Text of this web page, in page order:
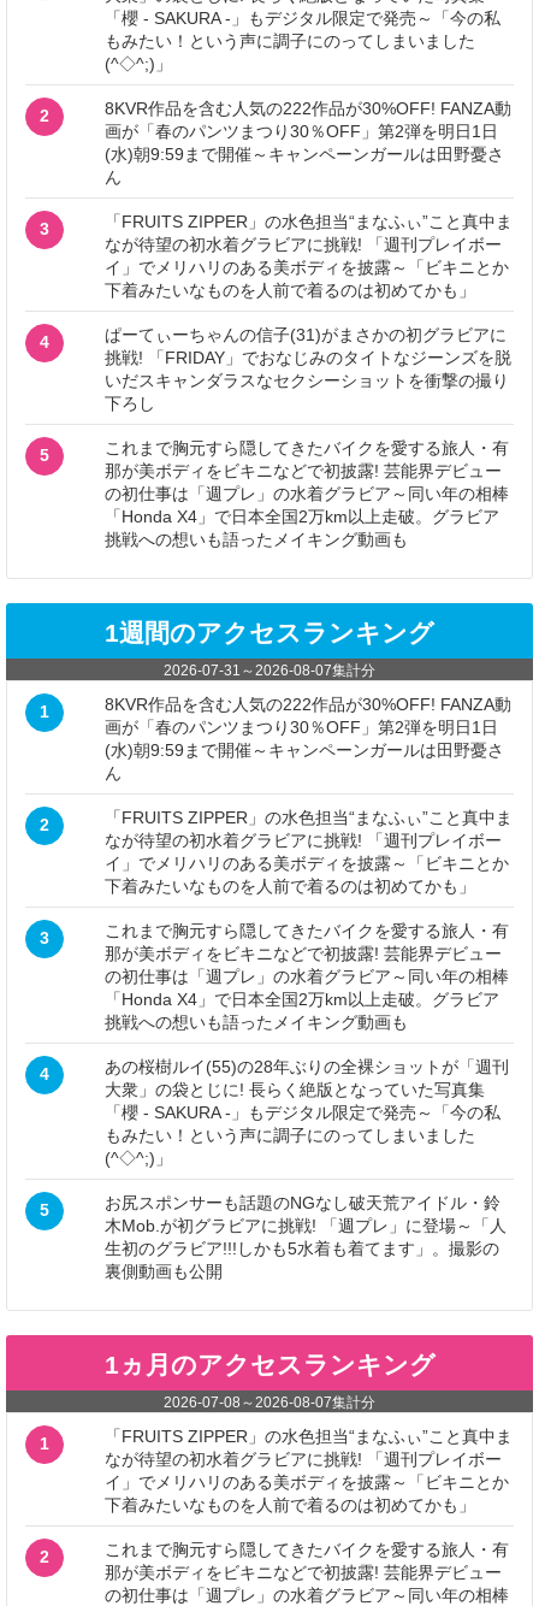
「櫻 - SAKURA -」もデジタル限定で発売～「今の私
もみたい！という声に調子にのってしまいました
(^◇^;)」
2
8KVR作品を含む人気の222作品が30%OFF! FANZA動
画が「春のパンツまつり30％OFF」第2弾を明日1日
(水)朝9:59まで開催～キャンペーンガールは田野憂さ
ん
3
「FRUITS ZIPPER」の水色担当“まなふぃ”こと真中ま
なが待望の初水着グラビアに挑戦! 「週刊プレイボー
イ」でメリハリのある美ボディを披露～「ビキニとか
下着みたいなものを人前で着るのは初めてかも」
4
ぱーてぃーちゃんの信子(31)がまさかの初グラビアに
挑戦! 「FRIDAY」でおなじみのタイトなジーンズを脱
いだスキャンダラスなセクシーショットを衝撃の撮り
下ろし
5
これまで胸元すら隠してきたバイクを愛する旅人・有
那が美ボディをビキニなどで初披露! 芸能界デビュー
の初仕事は「週プレ」の水着グラビア～同い年の相棒
「Honda X4」で日本全国2万km以上走破。グラビア
挑戦への想いも語ったメイキング動画も
1週間のアクセスランキング
2026-07-31 ～ 2026-08-07集計分
1
8KVR作品を含む人気の222作品が30%OFF! FANZA動
画が「春のパンツまつり30％OFF」第2弾を明日1日
(水)朝9:59まで開催～キャンペーンガールは田野憂さ
ん
2
「FRUITS ZIPPER」の水色担当“まなふぃ”こと真中ま
なが待望の初水着グラビアに挑戦! 「週刊プレイボー
イ」でメリハリのある美ボディを披露～「ビキニとか
下着みたいなものを人前で着るのは初めてかも」
3
これまで胸元すら隠してきたバイクを愛する旅人・有
那が美ボディをビキニなどで初披露! 芸能界デビュー
の初仕事は「週プレ」の水着グラビア～同い年の相棒
「Honda X4」で日本全国2万km以上走破。グラビア
挑戦への想いも語ったメイキング動画も
4
あの桜樹ルイ(55)の28年ぶりの全裸ショットが「週刊
大衆」の袋とじに! 長らく絶版となっていた写真集
「櫻 - SAKURA -」もデジタル限定で発売～「今の私
もみたい！という声に調子にのってしまいました
(^◇^;)」
5
お尻スポンサーも話題のNGなし破天荒アイドル・鈴
木Mob.が初グラビアに挑戦! 「週プレ」に登場～「人
生初のグラビア!!!しかも5水着も着てます」。撮影の
裏側動画も公開
1ヵ月のアクセスランキング
2026-07-08 ～ 2026-08-07集計分
1
「FRUITS ZIPPER」の水色担当“まなふぃ”こと真中ま
なが待望の初水着グラビアに挑戦! 「週刊プレイボー
イ」でメリハリのある美ボディを披露～「ビキニとか
下着みたいなものを人前で着るのは初めてかも」
2
これまで胸元すら隠してきたバイクを愛する旅人・有
那が美ボディをビキニなどで初披露! 芸能界デビュー
の初仕事は「週プレ」の水着グラビア～同い年の相棒